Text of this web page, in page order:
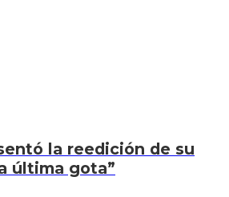
la reedición de su
última gota”